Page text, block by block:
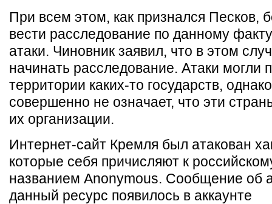
При всем этом, как признался Песков,
вести расследование по данному
атаки. Чиновник заявил, что в этом
начинать расследование. Атаки могли
территории каких-то государств,
совершенно не означает, что эти
их организации.
Интернет-сайт Кремля был атакован
которые себя причисляют к
названием Anonymous. Сообщение об
данный ресурс появилось в аккаунте